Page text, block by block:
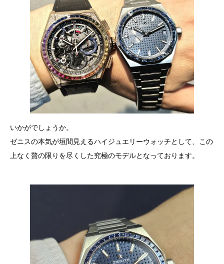
いかがでしょうか。
ゼニスの本気が垣間見えるハイジュエリーウォッチとして、この
上なく贅の限りを尽くした究極のモデルとなっております。